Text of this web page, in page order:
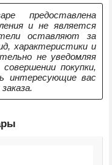
предоставлена
и не является
оставляют за
характеристики и
не уведомляя
покупки,
интересующие вас